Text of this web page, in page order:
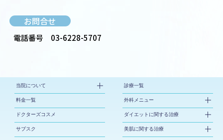
お問合せ
電話番号 03-6228-5707
当院について
料金一覧
ドクターズコスメ
サブスク
診療一覧
外科メニュー
ダイエットに関する治療
美肌に関する治療